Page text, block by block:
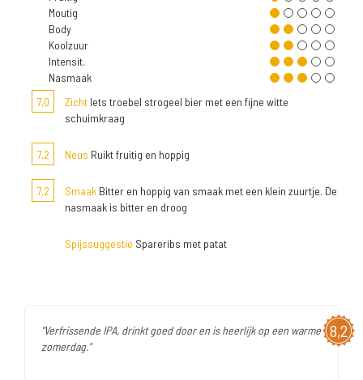
Moutig
Body
Koolzuur
Intensit.
Nasmaak
7,0
Zicht Iets troebel strogeel bier met een fijne witte
schuimkraag
7,2 Neus Ruikt fruitig en hoppig
7,2 Smaak Bitter en hoppig van smaak met een klein zuurtje. De
nasmaak is bitter en droog
Spijssuggestie Spareribs met patat
8,2
"Verfrissende IPA, drinkt goed door en is heerlijk op een warme
zomerdag."